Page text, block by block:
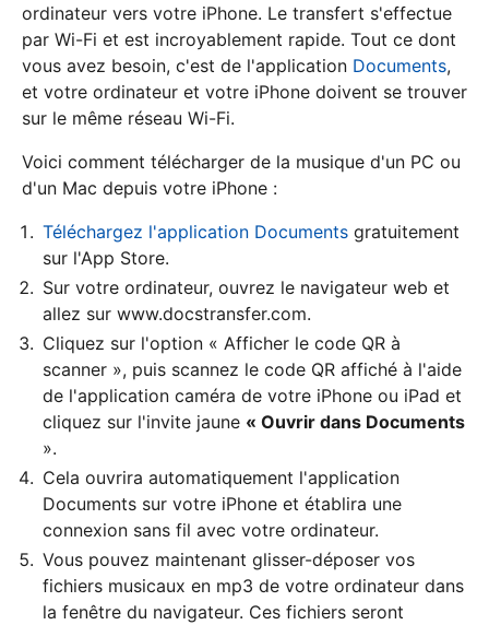
ordinateur vers votre iPhone. Le transfert s'effectue
par Wi-Fi et est incroyablement rapide. Tout ce dont
vous avez besoin, c'est de l'application Documents,
et votre ordinateur et votre iPhone doivent se trouver
sur le même réseau Wi-Fi.
Voici comment télécharger de la musique d'un PC ou
d'un Mac depuis votre iPhone :
Téléchargez l'application Documents gratuitement
sur l'App Store.
Sur votre ordinateur, ouvrez le navigateur web et
allez sur www.docstransfer.com.
Cliquez sur l'option « Afficher le code QR à
scanner », puis scannez le code QR affiché à l'aide
de l'application caméra de votre iPhone ou iPad et
cliquez sur l'invite jaune « Ouvrir dans Documents
».
Cela ouvrira automatiquement l'application
Documents sur votre iPhone et établira une
connexion sans fil avec votre ordinateur.
Vous pouvez maintenant glisser-déposer vos
fichiers musicaux en mp3 de votre ordinateur dans
la fenêtre du navigateur. Ces fichiers seront